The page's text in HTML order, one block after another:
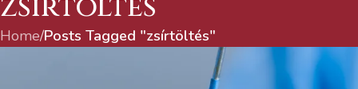
Home/Posts Tagged "zsírtöltés"